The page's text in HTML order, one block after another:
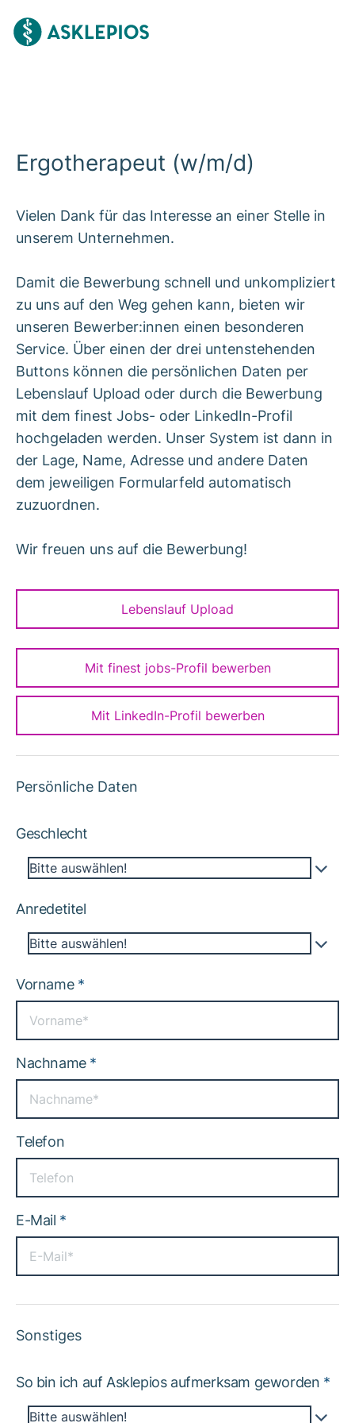
Ergotherapeut (w/m/d)
Vielen Dank für das Interesse an einer Stelle in
unserem Unternehmen.
Damit die Bewerbung schnell und unkompliziert
zu uns auf den Weg gehen kann, bieten wir
unseren Bewerber:innen einen besonderen
Service. Über einen der drei untenstehenden
Buttons können die persönlichen Daten per
Lebenslauf Upload oder durch die Bewerbung
mit dem finest Jobs- oder LinkedIn-Profil
hochgeladen werden. Unser System ist dann in
der Lage, Name, Adresse und andere Daten
dem jeweiligen Formularfeld automatisch
zuzuordnen.
Wir freuen uns auf die Bewerbung!
Lebenslauf Upload
Mit finest jobs-Profil bewerben
Mit LinkedIn-Profil bewerben
Persönliche Daten
Geschlecht
Bitte auswählen!
Anredetitel
Bitte auswählen!
Vorname *
Nachname *
Telefon
E-Mail *
Sonstiges
So bin ich auf Asklepios aufmerksam geworden *
Bitte auswählen!